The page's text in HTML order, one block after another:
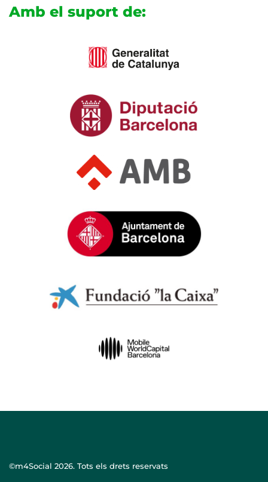
Amb el suport de:
©m4Social 2026. Tots els drets reservats